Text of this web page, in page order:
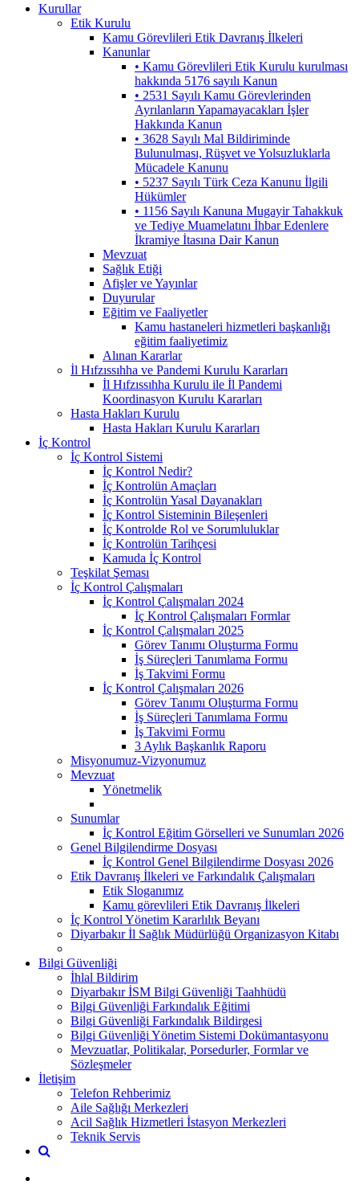
Kurullar
Etik Kurulu
Kamu Görevlileri Etik Davranış İlkeleri
Kanunlar
• Kamu Görevlileri Etik Kurulu kurulması
hakkında 5176 sayılı Kanun
• 2531 Sayılı Kamu Görevlerinden
Ayrılanların Yapamayacakları İşler
Hakkında Kanun
• 3628 Sayılı Mal Bildiriminde
Bulunulması, Rüşvet ve Yolsuzluklarla
Mücadele Kanunu
• 5237 Sayılı Türk Ceza Kanunu İlgili
Hükümler
• 1156 Sayılı Kanuna Mugayir Tahakkuk
ve Tediye Muamelatını İhbar Edenlere
İkramiye İtasına Dair Kanun
Mevzuat
Sağlık Etiği
Afişler ve Yayınlar
Duyurular
Eğitim ve Faaliyetler
Kamu hastaneleri hizmetleri başkanlığı
eğitim faaliyetimiz
Alınan Kararlar
İl Hıfzıssıhha ve Pandemi Kurulu Kararları
İl Hıfzıssıhha Kurulu ile İl Pandemi
Koordinasyon Kurulu Kararları
Hasta Hakları Kurulu
Hasta Hakları Kurulu Kararları
İç Kontrol
İç Kontrol Sistemi
İç Kontrol Nedir?
İç Kontrolün Amaçları
İç Kontrolün Yasal Dayanakları
İç Kontrol Sisteminin Bileşenleri
İç Kontrolde Rol ve Sorumluluklar
İç Kontrolün Tarihçesi
Kamuda İç Kontrol
Teşkilat Şeması
İç Kontrol Çalışmaları
İç Kontrol Çalışmaları 2024
İç Kontrol Çalışmaları Formlar
İç Kontrol Çalışmaları 2025
Görev Tanımı Oluşturma Formu
İş Süreçleri Tanımlama Formu
İş Takvimi Formu
İç Kontrol Çalışmaları 2026
Görev Tanımı Oluşturma Formu
İş Süreçleri Tanımlama Formu
İş Takvimi Formu
3 Aylık Başkanlık Raporu
Misyonumuz-Vizyonumuz
Mevzuat
Yönetmelik
Sunumlar
İç Kontrol Eğitim Görselleri ve Sunumları 2026
Genel Bilgilendirme Dosyası
İç Kontrol Genel Bilgilendirme Dosyası 2026
Etik Davranış İlkeleri ve Farkındalık Çalışmaları
Etik Sloganımız
Kamu görevlileri Etik Davranış İlkeleri
İç Kontrol Yönetim Kararlılık Beyanı
Diyarbakır İl Sağlık Müdürlüğü Organizasyon Kitabı
Bilgi Güvenliği
İhlal Bildirim
Diyarbakır İSM Bilgi Güvenliği Taahhüdü
Bilgi Güvenliği Farkındalık Eğitimi
Bilgi Güvenliği Farkındalık Bildirgesi
Bilgi Güvenliği Yönetim Sistemi Dokümantasyonu
Mevzuatlar, Politikalar, Porsedurler, Formlar ve
Sözleşmeler
İletişim
Telefon Rehberimiz
Aile Sağlığı Merkezleri
Acil Sağlık Hizmetleri İstasyon Merkezleri
Teknik Servis